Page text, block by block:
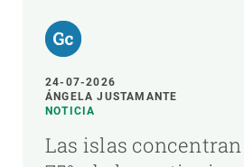
24-07-2026
ÁNGELA JUSTAMANTE
NOTICIA
Las islas